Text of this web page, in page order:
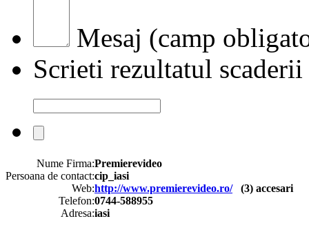
Mesaj (camp
Scrieti rezultatul scaderii
Nume Firma:Premierevideo
Persoana de contact:cip_iasi
Web:http://www.premierevideo.ro/ (3) accesari
Telefon:0744-588955
Adresa:iasi